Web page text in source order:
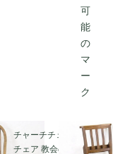
チャーチチェア ウッド
チェア 教会の椅子 カフ